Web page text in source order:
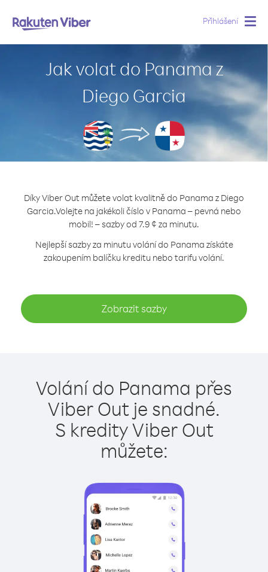
Přihlášení
Jak volat do Panama z
Diego Garcia
Díky Viber Out můžete volat kvalitně do Panama z Diego
Garcia.Volejte na jakékoli číslo v Panama – pevná nebo
mobil! – sazby od 7.9 ¢ za minutu.
Nejlepší sazby za minutu volání do Panama získáte
zakoupením balíčku kreditu nebo tarifu volání.
Zobrazit sazby
Volání do Panama přes
Viber Out je snadné.
S kredity Viber Out
můžete: